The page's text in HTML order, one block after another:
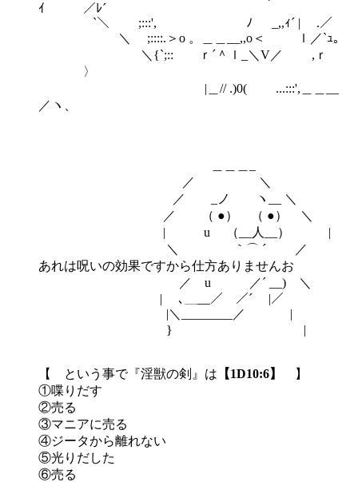
ｲ ／ﾚ´
`＼ ;:::', ﾉ _,,ｨ´ | .／
＼ ;::::.＞o 。＿＿__,,o＜ ｌ／`ｭ。
＼{`;:: ｒ´＾ｌ_＼V／ ,ｒ
〉
|＿// .)0( ...:::',＿＿__
／ヽ、
／ ＼
／ _ノ ヽ__ ＼
／ （ ●） （ ●） ＼
| u （__人__） |
＼ ｀⌒ ´ ／
あれは呪いの効果ですから仕方ありませんお
／ u ／´ __) ＼
| ､＿__／ ／´ |／
|＼________／ |
} |
【 という事で『淫獣の剣』は 【1D10:6】
】
①喋りだす
②売る
③マニアに売る
④ジータから離れない
⑤光りだした
⑥売る